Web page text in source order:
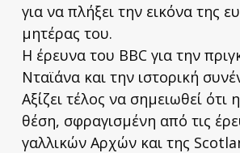
για να πλήξει την εικόνα της
μητέρας του.
Η έρευνα του BBC για την
Νταϊάνα και την ιστορική
Αξίζει τέλος να σημειωθεί ότι
θέση, σφραγισμένη από τις
γαλλικών Αρχών και της